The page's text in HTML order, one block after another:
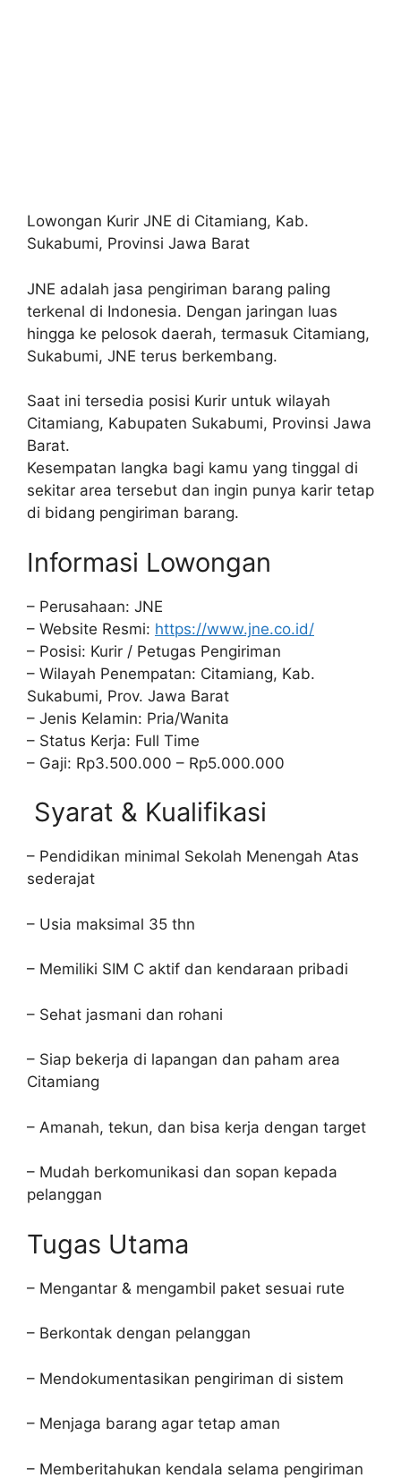
Lowongan Kurir JNE di Citamiang, Kab.
Sukabumi, Provinsi Jawa Barat
JNE adalah jasa pengiriman barang paling
terkenal di Indonesia. Dengan jaringan luas
hingga ke pelosok daerah, termasuk Citamiang,
Sukabumi, JNE terus berkembang.
Saat ini tersedia posisi Kurir untuk wilayah
Citamiang, Kabupaten Sukabumi, Provinsi Jawa
Barat.
Kesempatan langka bagi kamu yang tinggal di
sekitar area tersebut dan ingin punya karir tetap
di bidang pengiriman barang.
Informasi Lowongan
– Perusahaan: JNE
– Website Resmi: https://www.jne.co.id/
– Posisi: Kurir / Petugas Pengiriman
– Wilayah Penempatan: Citamiang, Kab.
Sukabumi, Prov. Jawa Barat
– Jenis Kelamin: Pria/Wanita
– Status Kerja: Full Time
– Gaji: Rp3.500.000 – Rp5.000.000
Syarat & Kualifikasi
– Pendidikan minimal Sekolah Menengah Atas
sederajat
– Usia maksimal 35 thn
– Memiliki SIM C aktif dan kendaraan pribadi
– Sehat jasmani dan rohani
– Siap bekerja di lapangan dan paham area
Citamiang
– Amanah, tekun, dan bisa kerja dengan target
– Mudah berkomunikasi dan sopan kepada
pelanggan
Tugas Utama
– Mengantar & mengambil paket sesuai rute
– Berkontak dengan pelanggan
– Mendokumentasikan pengiriman di sistem
– Menjaga barang agar tetap aman
– Memberitahukan kendala selama pengiriman